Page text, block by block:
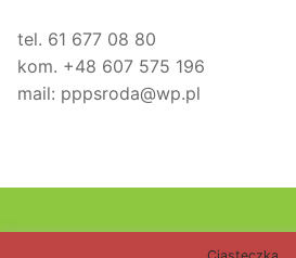
tel. 61 677 08 80
kom. +48 607 575 196
mail: pppsroda@wp.pl